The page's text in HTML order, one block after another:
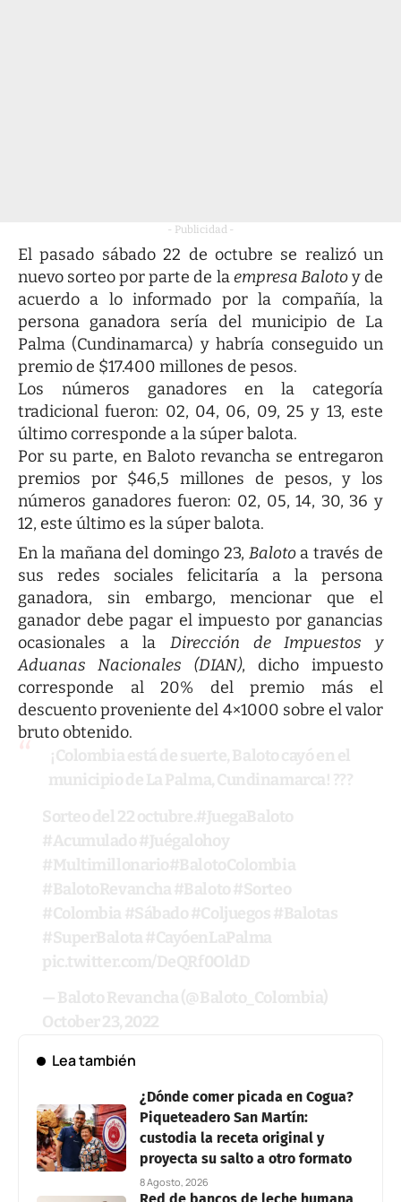
- Publicidad -
El pasado sábado 22 de octubre se realizó un
nuevo sorteo por parte de laempresa Balotoy de
acuerdo a lo informado por la compañía, la
persona ganadora sería del municipio de La
Palma (Cundinamarca) y habría conseguido un
premio de $17.400 millones de pesos.
Los números ganadores en la categoría
tradicional fueron: 02, 04, 06, 09, 25 y 13, este
último corresponde a la súper balota.
Por su parte, en Baloto revancha se entregaron
premios por $46,5 millones de pesos, y los
números ganadores fueron: 02, 05, 14, 30, 36 y
12, este último es la súper balota.
En la mañana del domingo 23, Balotoa través de
sus redes sociales felicitaría a la persona
ganadora, sin embargo, mencionar que el
ganador debe pagar el impuesto por ganancias
ocasionales a la Dirección de Impuestos y
Aduanas Nacionales (DIAN), dicho impuesto
corresponde al 20% del premio más el
descuento proveniente del 4×1000 sobre el valor
bruto obtenido.
Lea también
¿Dónde comer picada en Cogua?
Piqueteadero San Martín:
custodia la receta original y
proyecta su salto a otro formato
8 Agosto, 2026